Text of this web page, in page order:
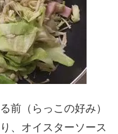
前（らっこの好み）
、オイスターソース